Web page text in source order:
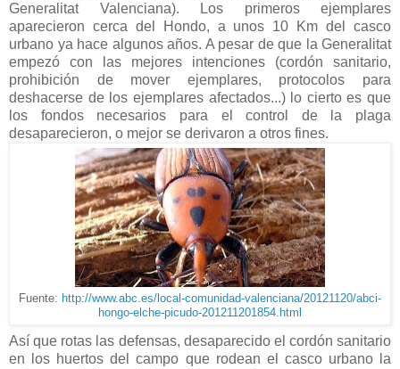
Generalitat Valenciana). Los primeros ejemplares
aparecieron cerca del Hondo, a unos 10 Km del casco
urbano ya hace algunos años. A pesar de que la Generalitat
empezó con las mejores intenciones (cordón sanitario,
prohibición de mover ejemplares, protocolos para
deshacerse de los ejemplares afectados...) lo cierto es que
los fondos necesarios para el control de la plaga
desaparecieron, o mejor se derivaron a otros fines.
Fuente: http://www.abc.es/local-comunidad-valenciana/20121120/abci-
hongo-elche-picudo-201211201854.html
Así que rotas las defensas, desaparecido el cordón sanitario
en los huertos del campo que rodean el casco urbano la